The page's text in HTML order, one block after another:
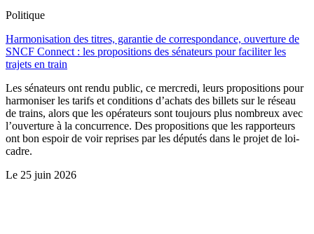
Politique
Harmonisation des titres, garantie de correspondance, ouverture de
SNCF Connect : les propositions des sénateurs pour faciliter les
trajets en train
Les sénateurs ont rendu public, ce mercredi, leurs propositions pour
harmoniser les tarifs et conditions d’achats des billets sur le réseau
de trains, alors que les opérateurs sont toujours plus nombreux avec
l’ouverture à la concurrence. Des propositions que les rapporteurs
ont bon espoir de voir reprises par les députés dans le projet de loi-
cadre.
Le 25 juin 2026